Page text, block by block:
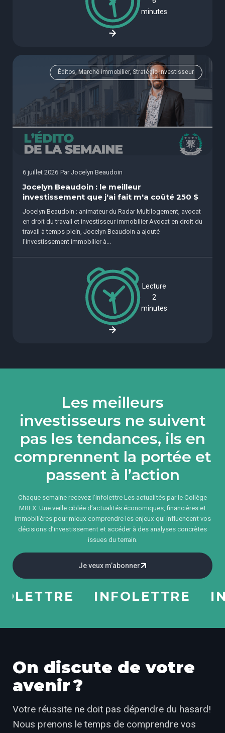
minutes
Éditos, Marché immobilier, Stratégie investisseur
6 juillet 2026 Par Jocelyn Beaudoin
Jocelyn Beaudoin : le meilleur
investissement que j'ai fait m'a coûté 250 $
Jocelyn Beaudoin : animateur du Radar Multilogement, avocat
en droit du travail et investisseur immobilier Avocat en droit du
travail à temps plein, Jocelyn Beaudoin a ajouté
l'investissement immobilier à...
Lecture
2
minutes
Les meilleurs
investisseurs ne suivent
pas les tendances, ils en
comprennent la portée et
passent à l’action
Chaque semaine recevez l'infolettre Les actualités par le Collège
MREX. Une veille ciblée d’actualités économiques, financières et
immobilières pour mieux comprendre les enjeux qui influencent vos
décisions d’investissement et accéder à des analyses concrètes
issues du terrain.
Je veux m’abonner
INFOLETTRE
On discute de votre
avenir ?
Votre réussite ne doit pas dépendre du hasard!
Nous prenons le temps de comprendre vos